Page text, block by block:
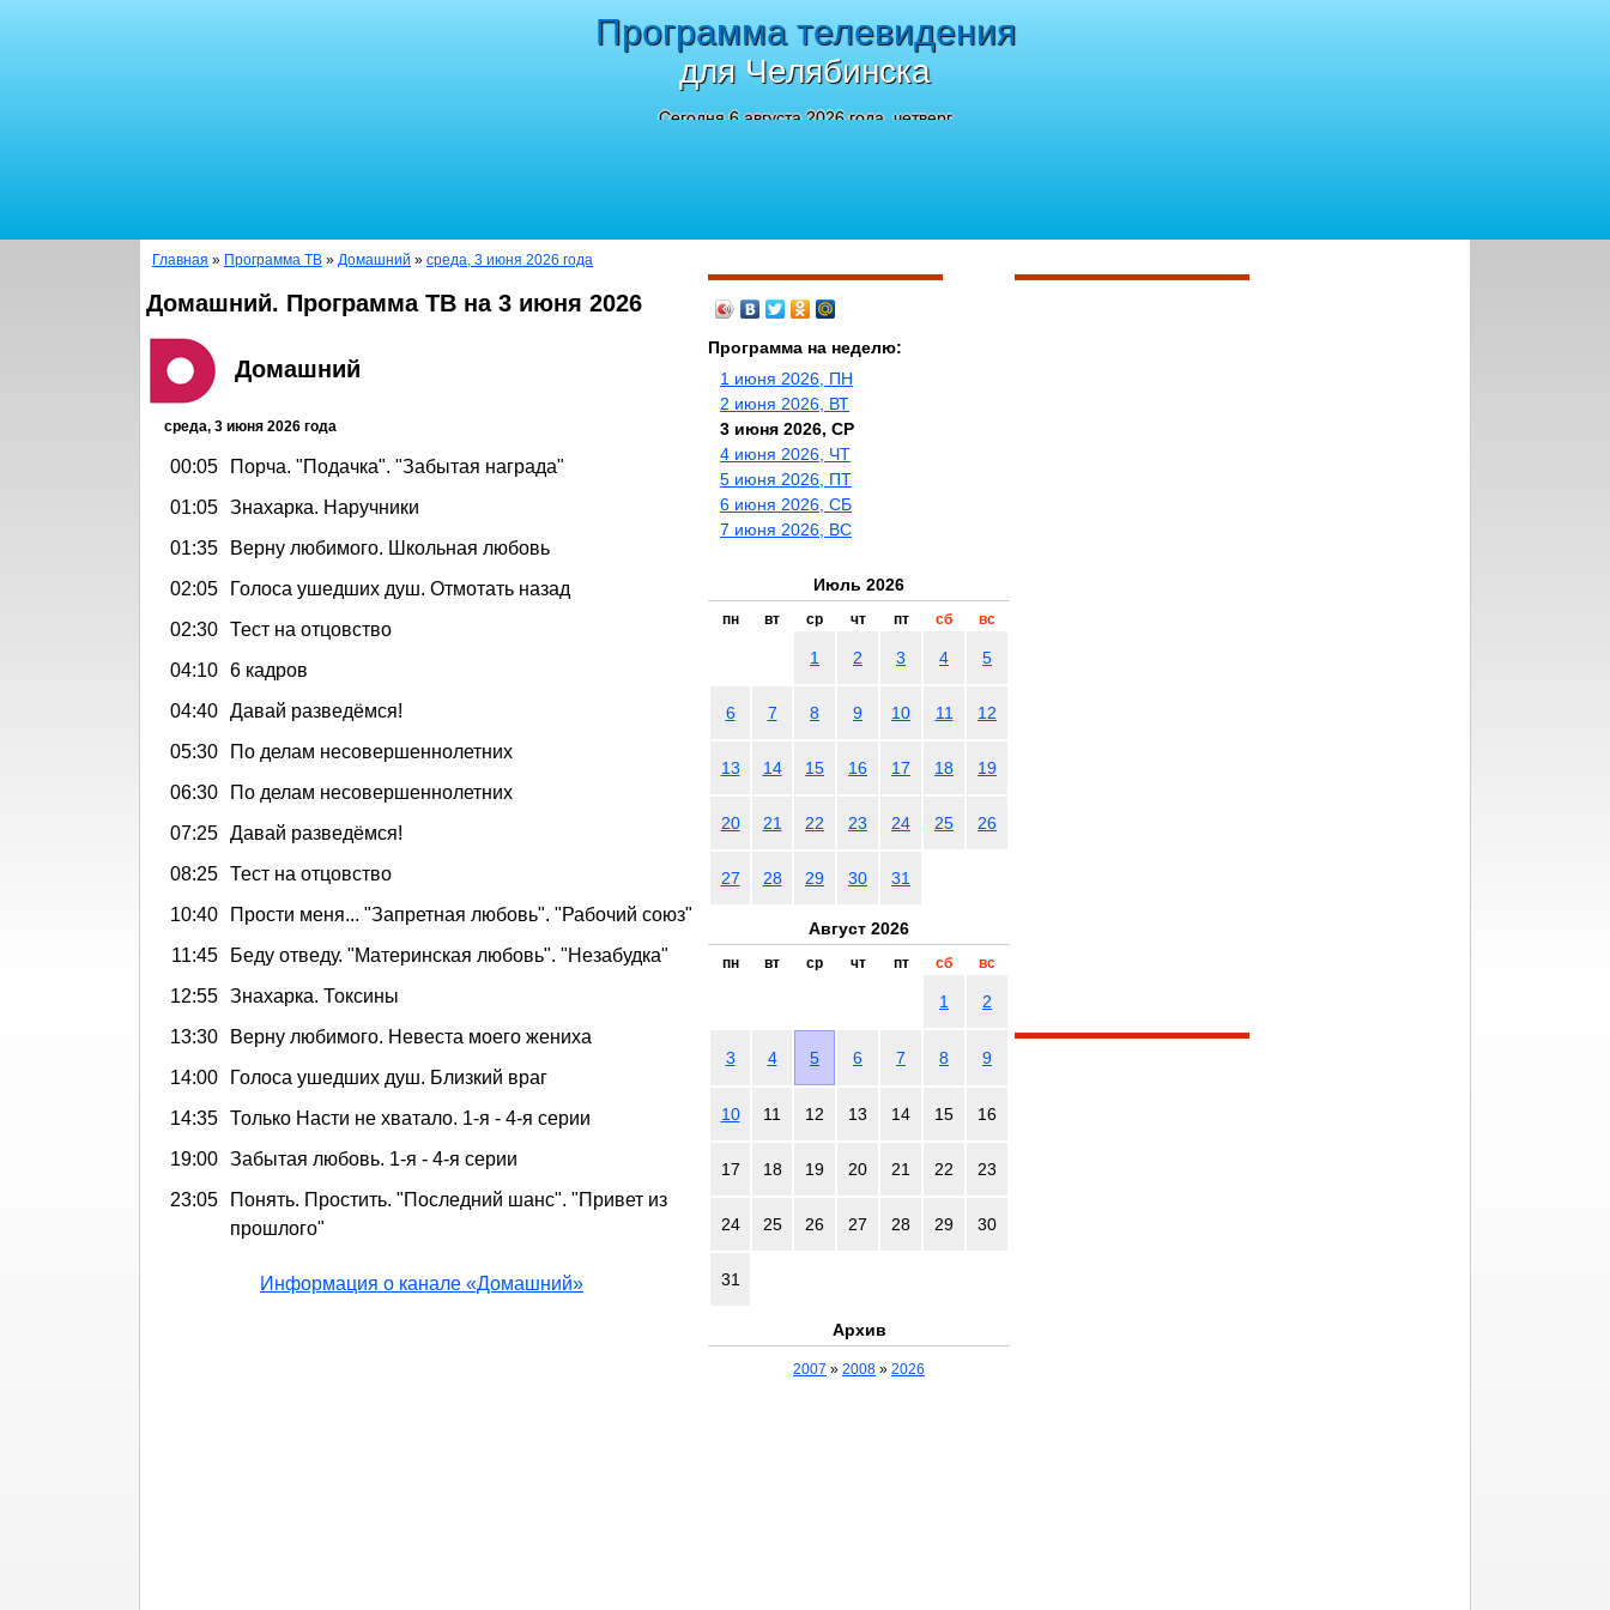
Программа телевидения
для Челябинска
Сегодня 6 августа 2026 года, четверг
Главная » Программа ТВ » Домашний » среда, 3 июня 2026 года
Домашний. Программа ТВ на 3 июня 2026
Домашний
среда, 3 июня 2026 года
00:05
Порча. "Подачка". "Забытая награда"
01:05 Знахарка. Наручники
01:35
Верну любимого. Школьная любовь
02:05
Голоса ушедших душ. Отмотать назад
02:30 Тест на отцовство
04:10 6 кадров
04:40 Давай разведёмся!
05:30
По делам несовершеннолетних
06:30
По делам несовершеннолетних
07:25 Давай разведёмся!
08:25 Тест на отцовство
10:40
Прости меня... "Запретная любовь". "Рабочий союз"
11:45
Беду отведу. "Материнская любовь". "Незабудка"
12:55 Знахарка. Токсины
13:30
Верну любимого. Невеста моего жениха
14:00
Голоса ушедших душ. Близкий враг
14:35 Только Насти не хватало. 1-я - 4-я серии
19:00 Забытая любовь. 1-я - 4-я серии
23:05
Понять. Простить. "Последний шанс". "Привет из
прошлого"
Информация о канале «Домашний»
Программа на неделю:
1 июня 2026, ПН
2 июня 2026, ВТ
3 июня 2026, СР
4 июня 2026, ЧТ
5 июня 2026, ПТ
6 июня 2026, СБ
7 июня 2026, ВС
Июль 2026
пн вт ср чт пт сб вс
1 2 3 4 5
6 7 8 9 10 11 12
13 14 15 16 17 18 19
20 21 22 23 24 25 26
27 28 29 30 31
Август 2026
пн вт ср чт пт сб вс
1 2
3 4 5 6 7 8 9
10 11 12 13 14 15 16
17 18 19 20 21 22 23
24 25 26 27 28 29 30
31
Архив
2007 » 2008 » 2026